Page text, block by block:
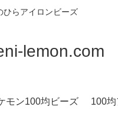
ひらアイロンビーズ
lemon.com
モン100均ビーズ 100